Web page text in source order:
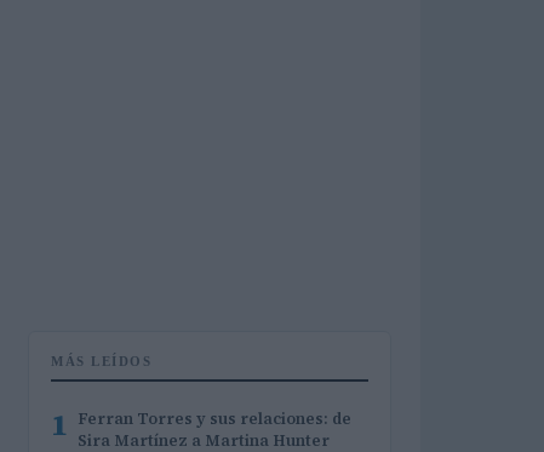
MÁS LEÍDOS
1 Ferran Torres y sus relaciones: de
Sira Martínez a Martina Hunter